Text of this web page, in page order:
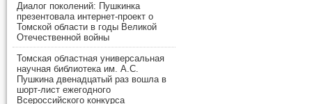
Диалог поколений: Пушкинка
презентовала интернет-проект о
Томской области в годы Великой
Отечественной войны
Томская областная универсальная
научная библиотека им. А.С.
Пушкина двенадцатый раз вошла в
шорт-лист ежегодного
Всероссийского конкурса